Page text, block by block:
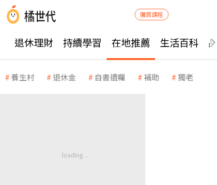
購買課程
退休理財 持續學習 在地推薦 生活百科
養生村 退休金 自書遺囑 補助 獨老